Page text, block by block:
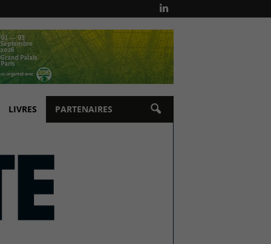
LIVRES PARTENAIRES